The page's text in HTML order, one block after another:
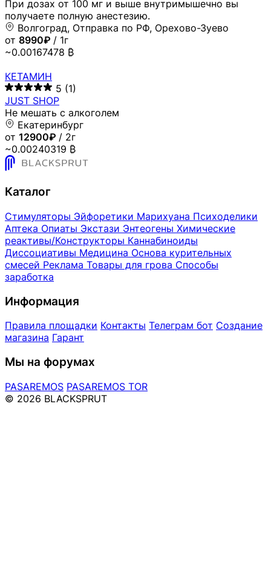
При дозах от 100 мг и выше внутримышечно вы
получаете полную анестезию.
Волгоград, Отправка по РФ, Орехово-Зуево
от 8990₽ / 1г
~0.00167478 ₿
КЕТАМИН
5 (1)
JUST SHOP
Не мешать с алкоголем
Екатеринбург
от 12900₽ / 2г
~0.00240319 ₿
Каталог
Стимуляторы Эйфоретики Марихуана Психоделики
Аптека Опиаты Экстази Энтеогены Химические
реактивы/Конструкторы Каннабиноиды
Диссоциативы Медицина Основа курительных
смесей Реклама Товары для грова Способы
заработка
Информация
Правила площадки Контакты Телеграм бот Создание
магазина Гарант
Мы на форумах
PASAREMOS PASAREMOS TOR
© 2026 BLACKSPRUT